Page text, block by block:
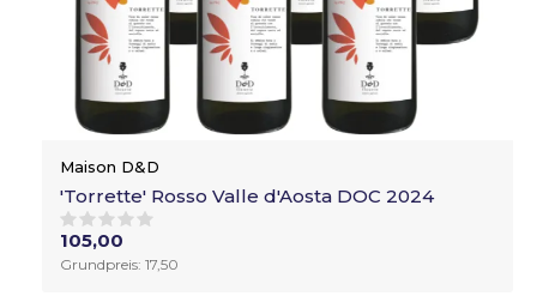
Maison D&D
'Torrette' Rosso Valle d'Aosta DOC 2024
105,00
Grundpreis: 17,50